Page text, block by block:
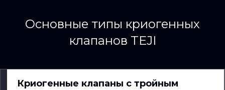
Основные типы криогенных
клапанов TEJI
Криогенные клапаны с тройным